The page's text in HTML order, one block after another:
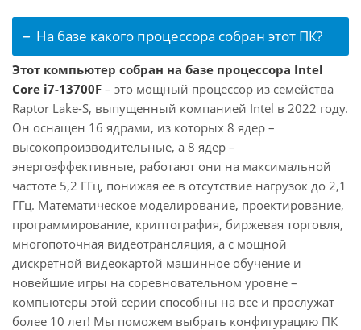
На базе какого процессора собран этот ПК?
Этот компьютер собран на базе процессора Intel
Core i7-13700F – это мощный процессор из семейства
Raptor Lake-S, выпущенный компанией Intel в 2022 году.
Он оснащен 16 ядрами, из которых 8 ядер –
высокопроизводительные, а 8 ядер –
энергоэффективные, работают они на максимальной
частоте 5,2 ГГц, понижая ее в отсутствие нагрузок до 2,1
ГГц. Математическое моделирование, проектирование,
программирование, криптография, биржевая торговля,
многопоточная видеотрансляция, а с мощной
дискретной видеокартой машинное обучение и
новейшие игры на соревновательном уровне –
компьютеры этой серии способны на всё и прослужат
более 10 лет! Мы поможем выбрать конфигурацию ПК